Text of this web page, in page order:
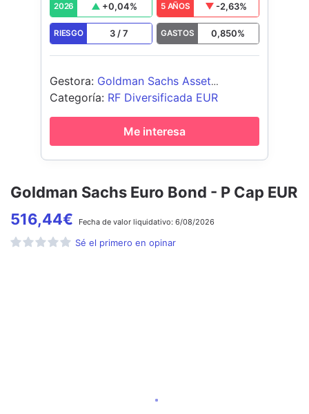
Goldman Sachs Euro Bond - P Cap EUR
516,44€ Fecha de valor liquidativo: 6/08/2026
Sé el primero en opinar
2026 +0,04% 5 AÑOS -2,63%
RIESGO 3 /7 GASTOS 0,850%
Gestora: Goldman Sachs Asset
Management B.V.
Categoría: RF Diversificada EUR
Me interesa